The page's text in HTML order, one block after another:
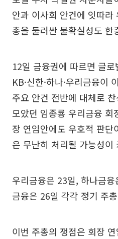
안과 이사회 안건에 잇따
총을 둘러싼 불확실성도 한
12일 금융권에 따르면 글
KB·신한·하나·우리금융이
주요 안건 전반에 대체로
모았던 임종룡 우리금융 회
장 연임안에도 우호적 판단
은 무난히 처리될 가능성이
우리금융은 23일, 하나금
금융은 26일 각각 정기 주
이번 주총의 쟁점은 회장